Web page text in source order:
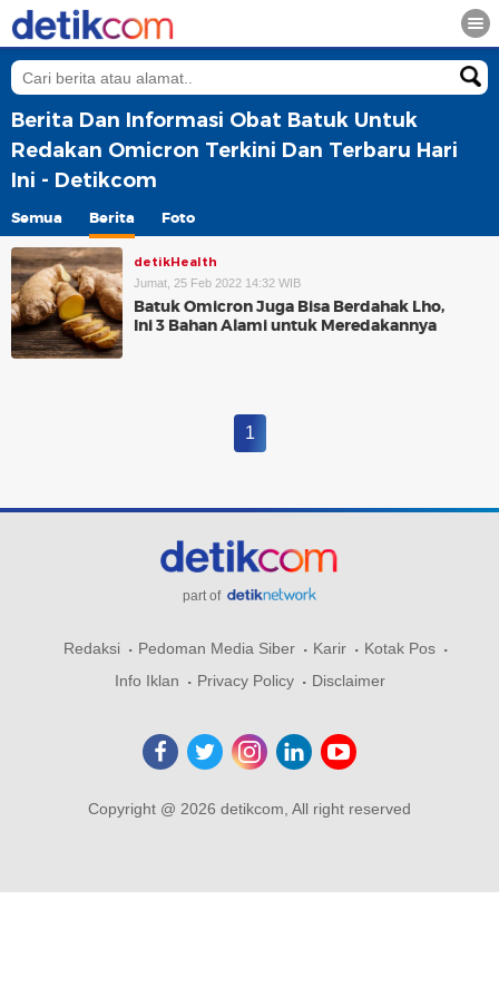
Berita Dan Informasi Obat Batuk Untuk
Redakan Omicron Terkini Dan Terbaru Hari
Ini - Detikcom
Semua Berita Foto
detikHealth
Jumat, 25 Feb 2022 14:32 WIB
Batuk Omicron Juga Bisa Berdahak Lho,
Ini 3 Bahan Alami untuk Meredakannya
1
part of
Redaksi Pedoman Media Siber Karir
Kotak Pos
Info Iklan
Privacy Policy Disclaimer
Copyright @ 2026 detikcom, All right reserved